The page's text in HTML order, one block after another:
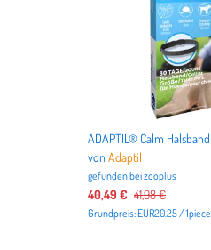
vonAdaptil
gefunden beizooplus
40,49 € 41,98 €
Grundpreis: EUR20.25 / 1piece